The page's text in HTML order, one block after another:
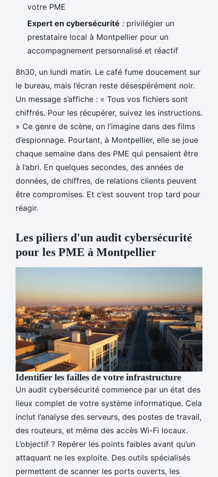
votre PME
Expert en cybersécurité : privilégier un
prestataire local à Montpellier pour un
accompagnement personnalisé et réactif
8h30, un lundi matin. Le café fume doucement sur
le bureau, mais l’écran reste désespérément noir.
Un message s’affiche : « Tous vos fichiers sont
chiffrés. Pour les récupérer, suivez les instructions.
» Ce genre de scène, on l’imagine dans des films
d’espionnage. Pourtant, à Montpellier, elle se joue
chaque semaine dans des PME qui pensaient être
à l’abri. En quelques secondes, des années de
données, de chiffres, de relations clients peuvent
être compromises. Et c’est souvent trop tard pour
réagir.
Les piliers d'un audit cybersécurité
pour les PME à Montpellier
Identifier les failles de votre infrastructure
Un audit cybersécurité commence par un état des
lieux complet de votre système informatique. Cela
inclut l’analyse des serveurs, des postes de travail,
des routeurs, et même des accès Wi-Fi locaux.
L’objectif ? Repérer les points faibles avant qu’un
attaquant ne les exploite. Des outils spécialisés
permettent de scanner les ports ouverts, les